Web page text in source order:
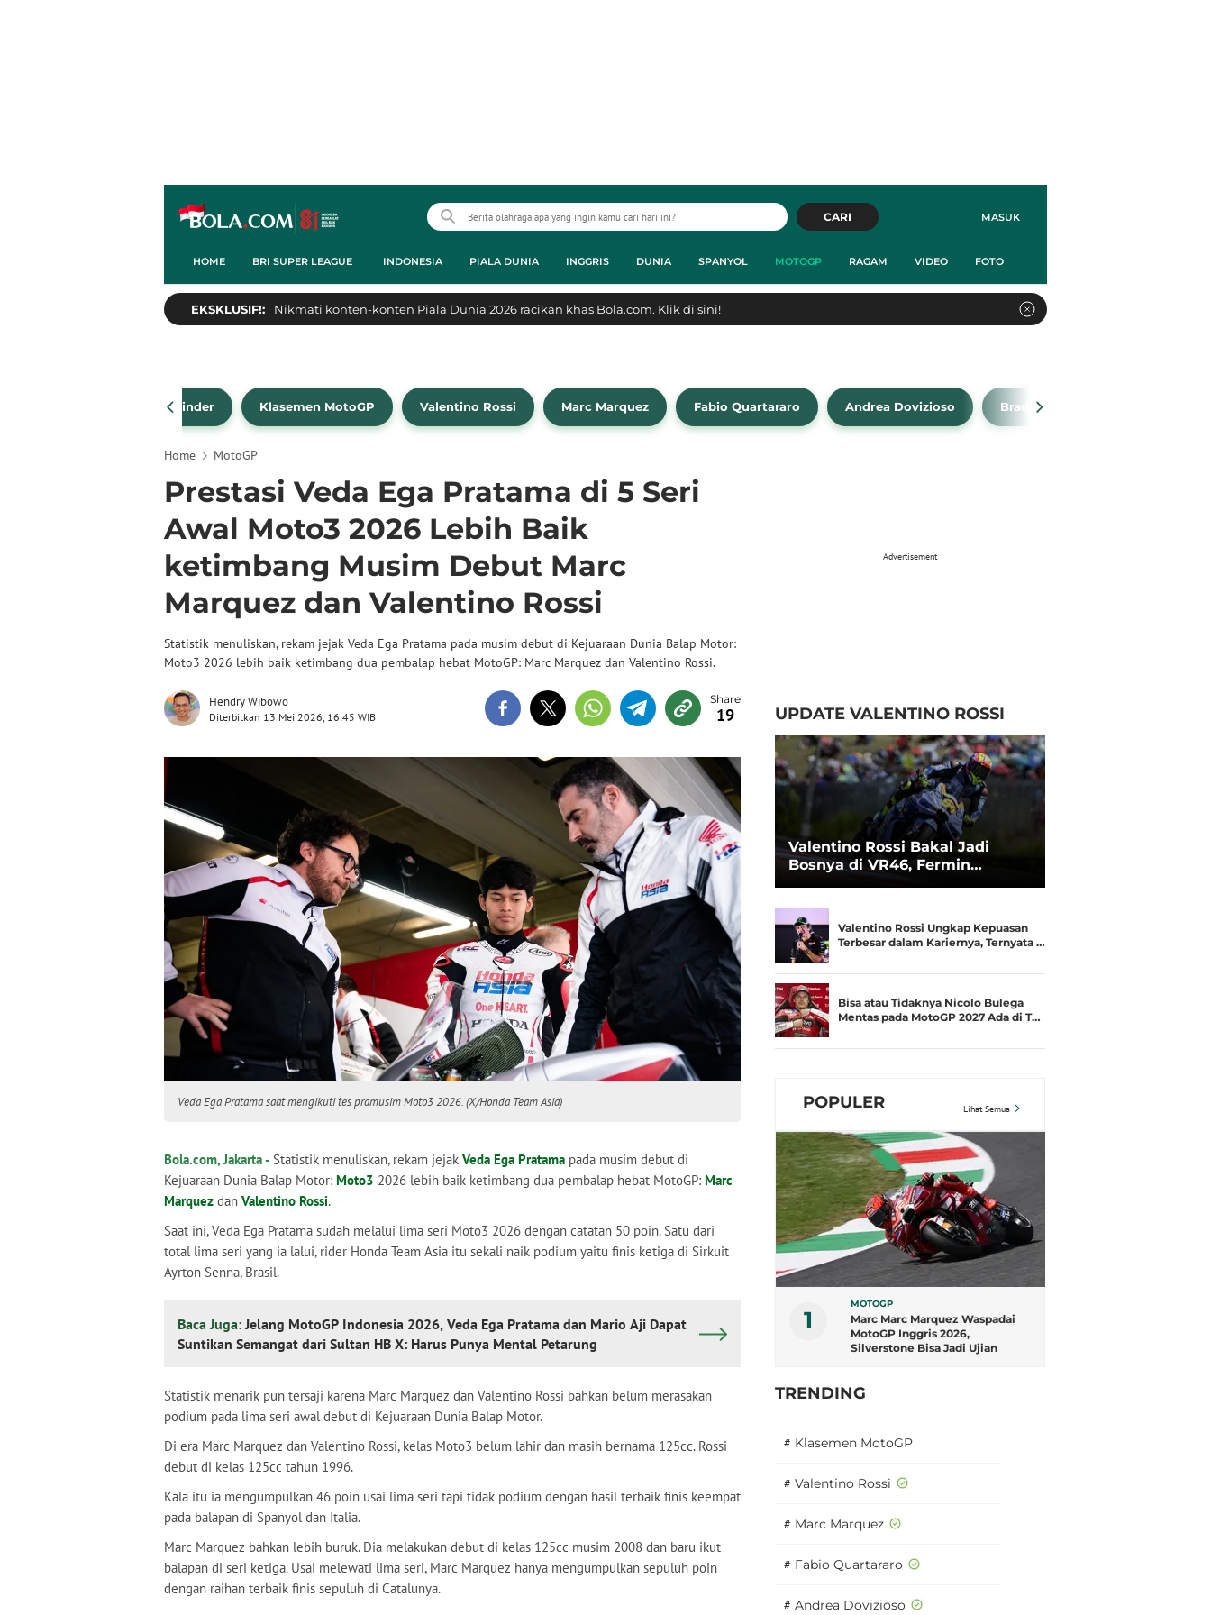
MASUK
CARI
HOME BRI SUPER LEAGUE INDONESIA PIALA DUNIA INGGRIS DUNIA SPANYOL MOTOGP RAGAM VIDEO FOTO
EKSKLUSIF!: Nikmati konten-konten Piala Dunia 2026 racikan khas Bola.com. Klik di sini!
Brad Binder Klasemen MotoGP Valentino Rossi Marc Marquez Fabio Quartararo Andrea Dovizioso Brad Binder
Home MotoGP
Prestasi Veda Ega Pratama di 5 Seri
Awal Moto3 2026 Lebih Baik
ketimbang Musim Debut Marc
Marquez dan Valentino Rossi
Statistik menuliskan, rekam jejak Veda Ega Pratama pada musim debut di Kejuaraan Dunia Balap Motor:
Moto3 2026 lebih baik ketimbang dua pembalap hebat MotoGP: Marc Marquez dan Valentino Rossi.
Hendry Wibowo
Diterbitkan 13 Mei 2026, 16:45 WIB 19
Veda Ega Pratama saat mengikuti tes pramusim Moto3 2026. (X/Honda Team Asia)
Bola.com, Jakarta - Statistik menuliskan, rekam jejak Veda Ega Pratama pada musim debut di
Kejuaraan Dunia Balap Motor: Moto3 2026 lebih baik ketimbang dua pembalap hebat MotoGP: Marc
Marquez dan Valentino Rossi.
Saat ini, Veda Ega Pratama sudah melalui lima seri Moto3 2026 dengan catatan 50 poin. Satu dari
total lima seri yang ia lalui, rider Honda Team Asia itu sekali naik podium yaitu finis ketiga di Sirkuit
Ayrton Senna, Brasil.
Baca Juga:Jelang MotoGP Indonesia 2026, Veda Ega Pratama dan Mario Aji Dapat
Suntikan Semangat dari Sultan HB X: Harus Punya Mental Petarung
Statistik menarik pun tersaji karena Marc Marquez dan Valentino Rossi bahkan belum merasakan
podium pada lima seri awal debut di Kejuaraan Dunia Balap Motor.
Di era Marc Marquez dan Valentino Rossi, kelas Moto3 belum lahir dan masih bernama 125cc. Rossi
debut di kelas 125cc tahun 1996.
Kala itu ia mengumpulkan 46 poin usai lima seri tapi tidak podium dengan hasil terbaik finis keempat
pada balapan di Spanyol dan Italia.
Marc Marquez bahkan lebih buruk. Dia melakukan debut di kelas 125cc musim 2008 dan baru ikut
balapan di seri ketiga. Usai melewati lima seri, Marc Marquez hanya mengumpulkan sepuluh poin
dengan raihan terbaik finis sepuluh di Catalunya.
Advertisement
UPDATE VALENTINO ROSSI
Valentino Rossi Bakal Jadi
Bosnya di VR46, Fermin
Valentino Rossi Ungkap Kepuasan
Terbesar dalam Kariernya, Ternyata …
Bisa atau Tidaknya Nicolo Bulega
Mentas pada MotoGP 2027 Ada di T…
POPULER Lihat Semua
1
MOTOGP
Marc Marc Marquez Waspadai
MotoGP Inggris 2026,
Silverstone Bisa Jadi Ujian
TRENDING
# Klasemen MotoGP
# Valentino Rossi
# Marc Marquez
# Fabio Quartararo
# Andrea Dovizioso